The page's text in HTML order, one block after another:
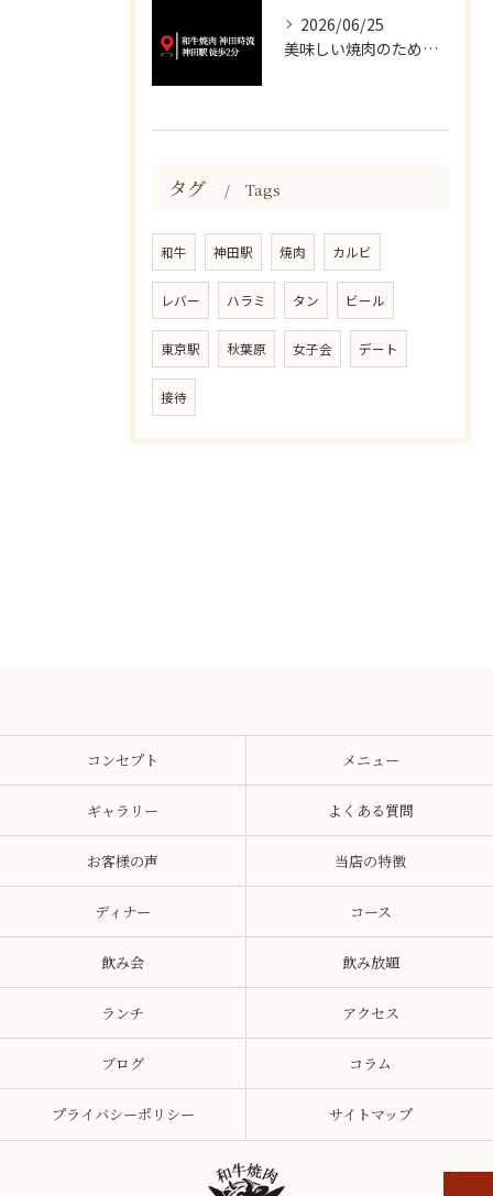
2026/06/25
美味しい焼肉のために、妥協は一切いたしません✨
タグ Tags
和牛 神田駅 焼肉 カルビ
レバー ハラミ タン ビール
東京駅 秋葉原 女子会 デート
接待
コンセプト メニュー
ギャラリー よくある質問
お客様の声 当店の特徴
ディナー コース
飲み会 飲み放題
ランチ アクセス
ブログ コラム
プライバシーポリシー サイトマップ